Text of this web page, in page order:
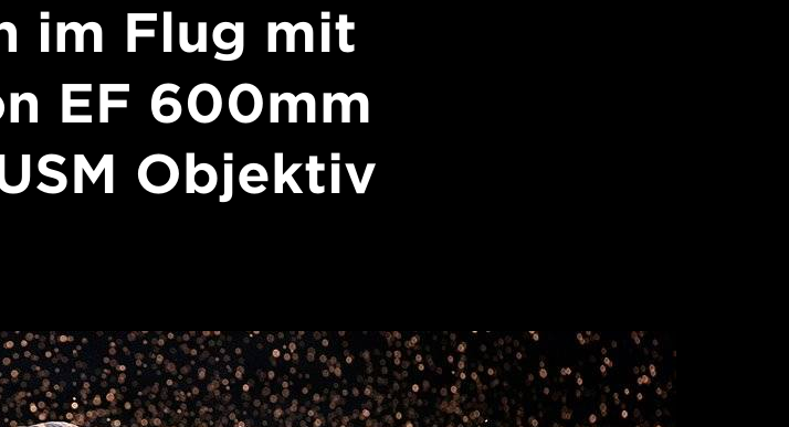
im Flug mit
EF 600mm
Objektiv